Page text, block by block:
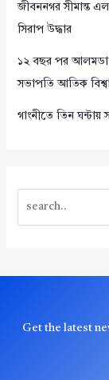
জীবননগর সীমান্ত
সিরাপ উদ্ধার
১২ বছর পর
সভাপতি আতিক
গাংনীতে তিন
Get the latest